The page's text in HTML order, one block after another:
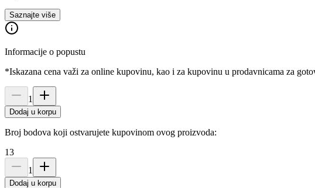
Saznajte više
Informacije o popustu
*Iskazana cena važi za online kupovinu, kao i za kupovinu u prodavnicama za
1
Dodaj u korpu
Broj bodova koji ostvarujete kupovinom ovog proizvoda:
13
1
Dodaj u korpu